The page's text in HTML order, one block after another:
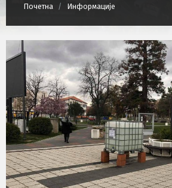
Почетна Информације